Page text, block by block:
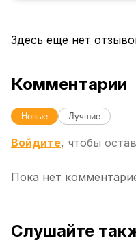
Здесь еще нет
Комментарии
Новые Лучшие
Войдите, чтобы
Пока нет
Слушайте